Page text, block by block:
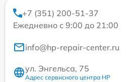
+7 (351) 200-51-37
Ежедневно с 9:00 до 21:00
info@hp-repair-center.ru
ул. Энгельса, 75
Адрес сервисного центра HP